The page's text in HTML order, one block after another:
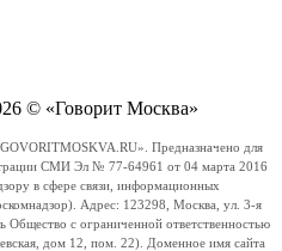
© «Говорит Москва»
Предназначено для
СМИ Эл № 77-64961 от 04 марта 2016
в сфере связи, информационных
Адрес: 123298, Москва, ул. 3-я
с ограниченной ответственностью
дом 12, пом. 22). Доменное имя сайта